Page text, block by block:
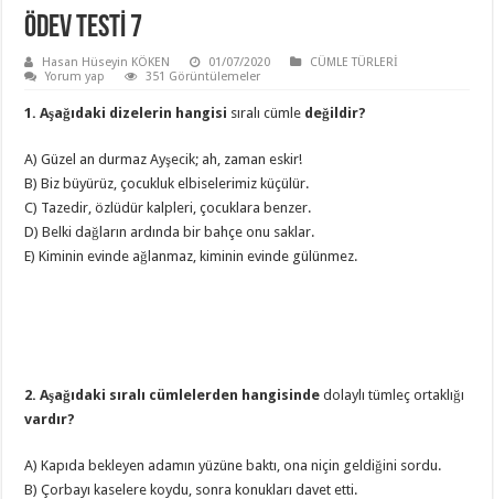
ÖDEV TESTİ 7
Hasan Hüseyin KÖKEN 01/07/2020
CÜMLE TÜRLERİ
Yorum yap
351 Görüntülemeler
1. Aşağıdaki dizelerin hangisi sıralı cümle değildir?
A) Güzel an durmaz Ayşecik; ah, zaman eskir!
B) Biz büyürüz, çocukluk elbiselerimiz küçülür.
C) Tazedir, özlüdür kalpleri, çocuklara benzer.
D) Belki dağların ardında bir bahçe onu saklar.
E) Kiminin evinde ağlanmaz, kiminin evinde gülünmez.
2. Aşağıdaki sıralı cümlelerden hangisindedolaylı tümleç ortaklığı
vardır?
A) Kapıda bekleyen adamın yüzüne baktı, ona niçin geldiğini sordu.
B) Çorbayı kaselere koydu, sonra konukları davet etti.